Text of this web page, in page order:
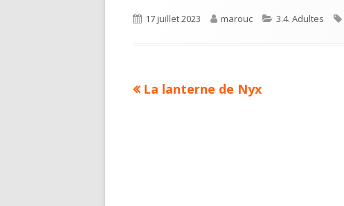
Published
17 juillet 2023 Author
marouc Categories
3.4. Adultes
Navigation
Previous
La lanterne de Nyx